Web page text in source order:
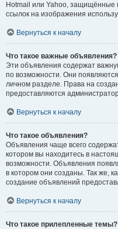
Hotmail или Yahoo, защищённые
ссылок на изображения
Вернуться к началу
Что такое важные объявления?
Эти объявления содержат
по возможности. Они
личном разделе. Права на
предоставляются
Вернуться к началу
Что такое объявления?
Объявления чаще всего
котором вы находитесь в
возможности. Объявления
в котором они созданы. Так же,
создание объявлений
Вернуться к началу
Что такое прилепленные темы?